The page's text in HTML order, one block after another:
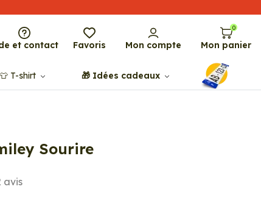
et contact Favoris Mon compte
0
Mon panier
👕​​ T-shirt 🎁​ Idées cadeaux
Sourire
avis